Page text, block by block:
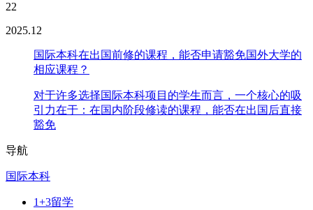
22
2025.12
国际本科在出国前修的课程，能否申请豁免国外大学的
相应课程？
对于许多选择国际本科项目的学生而言，一个核心的吸
引力在于：在国内阶段修读的课程，能否在出国后直接
豁免
导航
国际本科
1+3留学